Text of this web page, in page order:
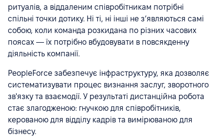
ритуалів, а віддаленим співробітникам потрібні
спільні точки дотику. Ні ті, ні інші не з’являються самі
собою, коли команда розкидана по різних часових
поясах — їх потрібно вбудовувати в повсякденну
діяльність компанії.
PeopleForce забезпечує інфраструктуру, яка дозволяє
систематизувати процес визнання заслуг, зворотного
зв'язку та взаємодії. У результаті дистанційна робота
стає злагодженою: гнучкою для співробітників,
керованою для відділу кадрів та вимірюваною для
бізнесу.